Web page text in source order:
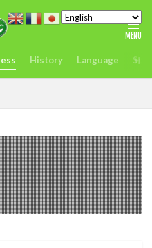
History Language
カカオ
ガーナ
サービスの使いやすさ、